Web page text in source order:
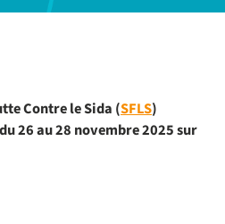
Contre le Sida (SFLS)
26 au 28 novembre 2025 sur